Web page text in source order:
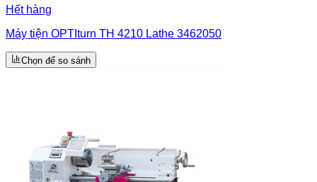
Hết hàng
Máy tiện OPTIturn TH 4210 Lathe 3462050
Chọn để so sánh